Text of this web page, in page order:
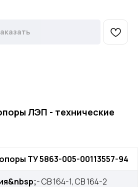
ЛЭП - технические
ТУ 5863-005-00113557-94
- СВ 164-1, СВ 164-2